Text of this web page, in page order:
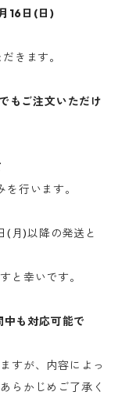
16日(日)
きます。
もご注文いただけ
行います。
(月)以降の発送と
と幸いです。
中も対応可能で
すが、内容によっ
らかじめご了承く